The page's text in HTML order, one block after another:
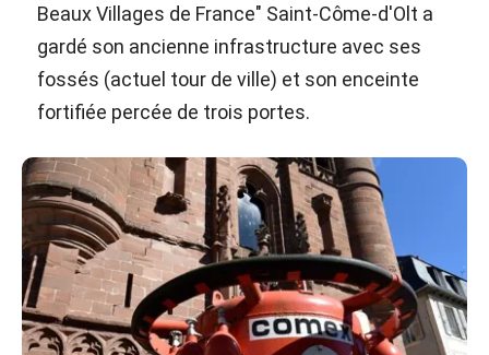
Beaux Villages de France" Saint-Côme-d'Olt a
gardé son ancienne infrastructure avec ses
fossés (actuel tour de ville) et son enceinte
fortifiée percée de trois portes.